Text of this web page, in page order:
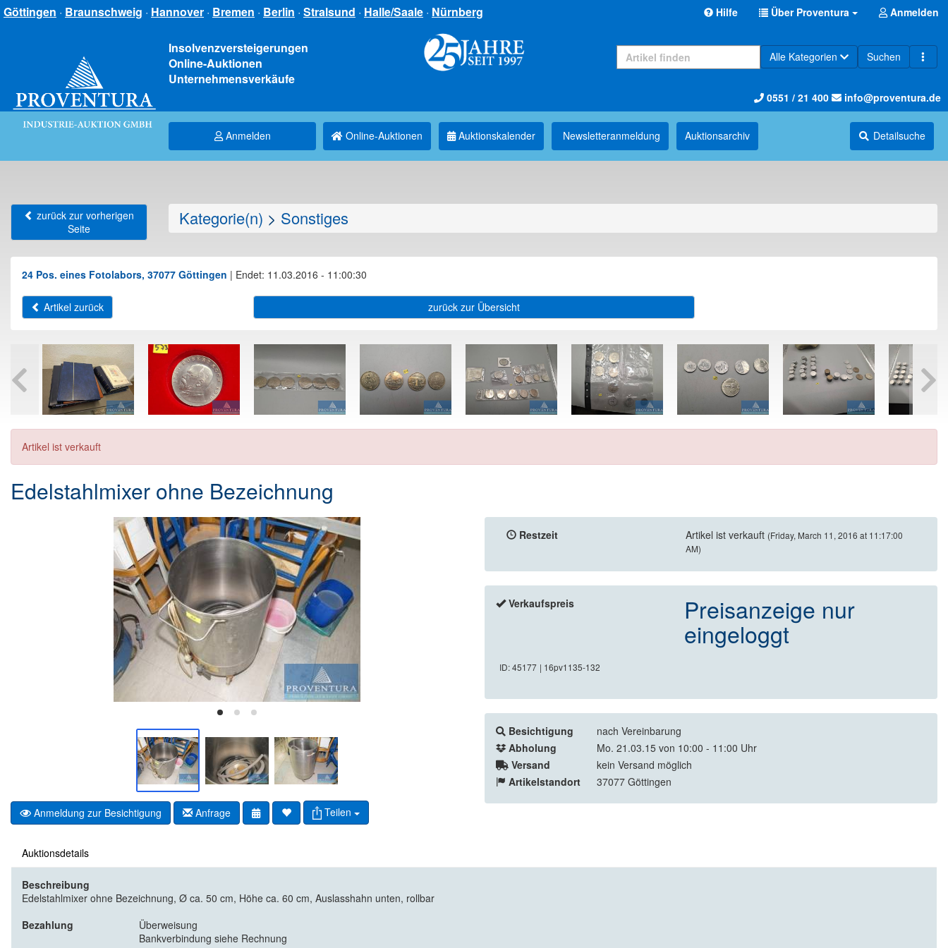
Göttingen · Braunschweig · Hannover · Bremen · Berlin · Stralsund · Halle/Saale · Nürnberg Hilfe Über Proventura Anmelden
Insolvenzversteigerungen
Online-Auktionen
Unternehmensverkäufe
Alle Kategorien Suchen
0551 / 21 400 info@proventura.de
Anmelden Online-Auktionen Auktionskalender Newsletter­anmeldung Auktions­archiv Detailsuche
zurück zur vorherigen
Seite
Kategorie(n) > Sonstiges
24 Pos. eines Fotolabors, 37077 Göttingen | Endet: 11.03.2016 - 11:00:30
Artikel zurück zurück zur Übersicht
Artikel ist verkauft
Edelstahlmixer ohne Bezeichnung
Anmeldung zur Besichtigung Anfrage Teilen
Restzeit Artikel ist verkauft (Friday, March 11, 2016 at 11:17:00
AM)
Verkaufspreis Preisanzeige nur
eingeloggt
ID: 45177 | 16pv1135-132
Besichtigung
nach Vereinbarung
Abholung
Mo. 21.03.15 von 10:00 - 11:00 Uhr
Versand
kein Versand möglich
Artikelstandort
37077 Göttingen
Auktionsdetails
Beschreibung
Edelstahlmixer ohne Bezeichnung, Ø ca. 50 cm, Höhe ca. 60 cm, Auslasshahn unten, rollbar
Bezahlung
Überweisung
Bankverbindung siehe Rechnung